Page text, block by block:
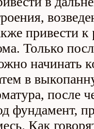
привести
Только
начинать
в
после
фундамент,
Как